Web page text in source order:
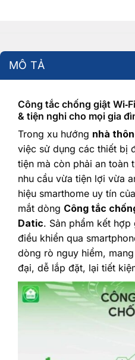
MÔ TẢ
Công tắc chống giật
& tiện nghi cho mọi gia
Trong xu hướng nhà
việc sử dụng các thiết bị
tiện mà còn phải an toàn
nhu cầu vừa tiện lợi vừa
hiệu smarthome uy tín
mắt dòng Công tắc
Datic. Sản phẩm kết
điều khiển qua
dòng rò nguy hiểm,
đại, dễ lắp đặt, lại tiết